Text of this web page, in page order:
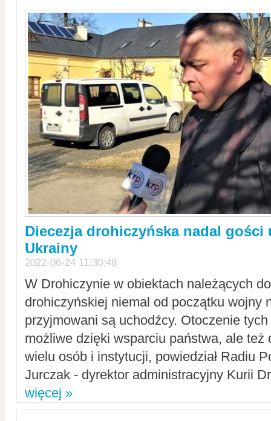
Diecezja drohiczyńska nadal gości
Ukrainy
2022-06-24 11:30:48
W Drohiczynie w obiektach należących
drohiczyńskiej niemal od początku wojny
przyjmowani są uchodźcy. Otoczenie
możliwe dzięki wsparciu państwa, ale też
wielu osób i instytucji, powiedział Radiu
Jurczak - dyrektor administracyjny Kurii
więcej »